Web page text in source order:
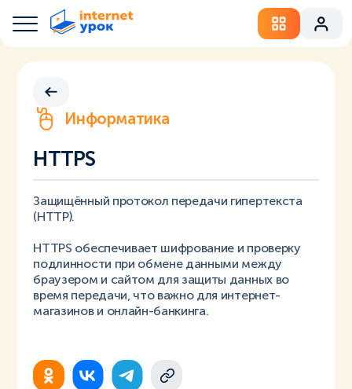
Информатика
HTTPS
Защищённый протокол передачи гипертекста
(HTTP).
HTTPS обеспечивает шифрование и проверку
подлинности при обмене данными между
браузером и сайтом для защиты данных во
время передачи, что важно для интернет-
магазинов и онлайн-банкинга.